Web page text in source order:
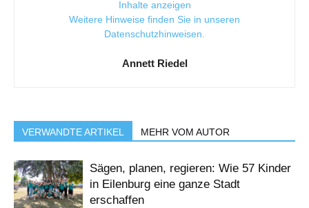
Inhalte anzeigen
Weitere Hinweise finden Sie in unseren
Datenschutzhinweisen.
Annett Riedel
VERWANDTE ARTIKEL MEHR VOM AUTOR
Sägen, planen, regieren: Wie 57 Kinder
in Eilenburg eine ganze Stadt
erschaffen